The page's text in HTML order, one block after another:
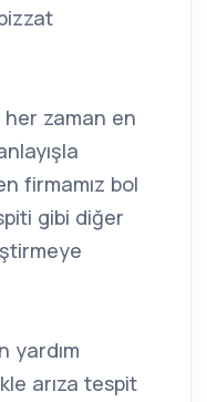
zaman en
firmamız bol
gibi diğer
yardım
arıza tespit